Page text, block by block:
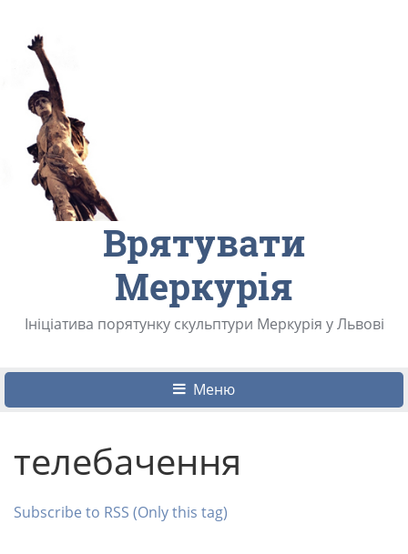
Врятувати
Меркурія
Ініціатива порятунку скульптури Меркурія у Львові
Меню
телебачення
Subscribe to RSS (Only this tag)